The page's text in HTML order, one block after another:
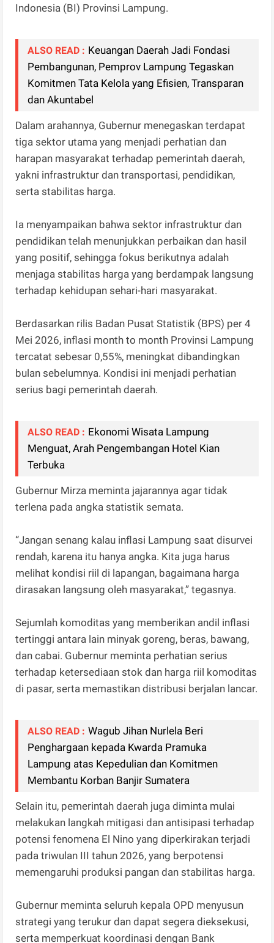
Indonesia (BI) Provinsi Lampung.
ALSO READ : Keuangan Daerah Jadi Fondasi
Pembangunan, Pemprov Lampung Tegaskan
Komitmen Tata Kelola yang Efisien, Transparan
dan Akuntabel
Dalam arahannya, Gubernur menegaskan terdapat
tiga sektor utama yang menjadi perhatian dan
harapan masyarakat terhadap pemerintah daerah,
yakni infrastruktur dan transportasi, pendidikan,
serta stabilitas harga.
Ia menyampaikan bahwa sektor infrastruktur dan
pendidikan telah menunjukkan perbaikan dan hasil
yang positif, sehingga fokus berikutnya adalah
menjaga stabilitas harga yang berdampak langsung
terhadap kehidupan sehari-hari masyarakat.
Berdasarkan rilis Badan Pusat Statistik (BPS) per 4
Mei 2026, inflasi month to month Provinsi Lampung
tercatat sebesar 0,55%, meningkat dibandingkan
bulan sebelumnya. Kondisi ini menjadi perhatian
serius bagi pemerintah daerah.
ALSO READ : Ekonomi Wisata Lampung
Menguat, Arah Pengembangan Hotel Kian
Terbuka
Gubernur Mirza meminta jajarannya agar tidak
terlena pada angka statistik semata.
“Jangan senang kalau inflasi Lampung saat disurvei
rendah, karena itu hanya angka. Kita juga harus
melihat kondisi riil di lapangan, bagaimana harga
dirasakan langsung oleh masyarakat,” tegasnya.
Sejumlah komoditas yang memberikan andil inflasi
tertinggi antara lain minyak goreng, beras, bawang,
dan cabai. Gubernur meminta perhatian serius
terhadap ketersediaan stok dan harga riil komoditas
di pasar, serta memastikan distribusi berjalan lancar.
ALSO READ : Wagub Jihan Nurlela Beri
Penghargaan kepada Kwarda Pramuka
Lampung atas Kepedulian dan Komitmen
Membantu Korban Banjir Sumatera
Selain itu, pemerintah daerah juga diminta mulai
melakukan langkah mitigasi dan antisipasi terhadap
potensi fenomena El Nino yang diperkirakan terjadi
pada triwulan III tahun 2026, yang berpotensi
memengaruhi produksi pangan dan stabilitas harga.
Gubernur meminta seluruh kepala OPD menyusun
strategi yang terukur dan dapat segera dieksekusi,
serta memperkuat koordinasi dengan Bank